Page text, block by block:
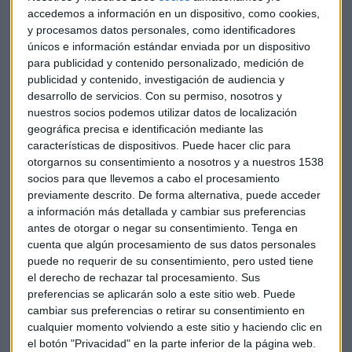
accedemos a información en un dispositivo, como cookies,
y procesamos datos personales, como identificadores
únicos e información estándar enviada por un dispositivo
para publicidad y contenido personalizado, medición de
publicidad y contenido, investigación de audiencia y
desarrollo de servicios. Con su permiso, nosotros y
nuestros socios podemos utilizar datos de localización
geográfica precisa e identificación mediante las
características de dispositivos. Puede hacer clic para
otorgarnos su consentimiento a nosotros y a nuestros 1538
socios para que llevemos a cabo el procesamiento
previamente descrito. De forma alternativa, puede acceder
a información más detallada y cambiar sus preferencias
antes de otorgar o negar su consentimiento. Tenga en
cuenta que algún procesamiento de sus datos personales
puede no requerir de su consentimiento, pero usted tiene
el derecho de rechazar tal procesamiento. Sus
preferencias se aplicarán solo a este sitio web. Puede
cambiar sus preferencias o retirar su consentimiento en
cualquier momento volviendo a este sitio y haciendo clic en
el botón "Privacidad" en la parte inferior de la página web.
países, de las cuales cerca de la mitad facturan en divisas
ajenas al euro.
El grupo ha mantenido un importante ritmo de generación
de empleo y ha creado11.043 nuevos puestos de trabajo
en los últimos doce meses. De estos nuevos empleos, 2.933
se han originado en España, muy vinculados a la
incorporación de cuadros de primer nivel debido al llamado
"efecto sede".
El resultado bruto de explotación crece un 9 por ciento a
2.292 millones de euros, por debajo de las previsiones de los
analistas (2.341 millones) y elmargen bruto representa el
56,4 por ciento de las ventas en el primer semestre
(58,2 pct en primer trimestre de 2017).
El desempeño del primer semestre se debió principalmente
al efecto de la fuerte apreciación del euro frente a la mayoría
de divisas desde junio ", dijo la compañía en su nota de